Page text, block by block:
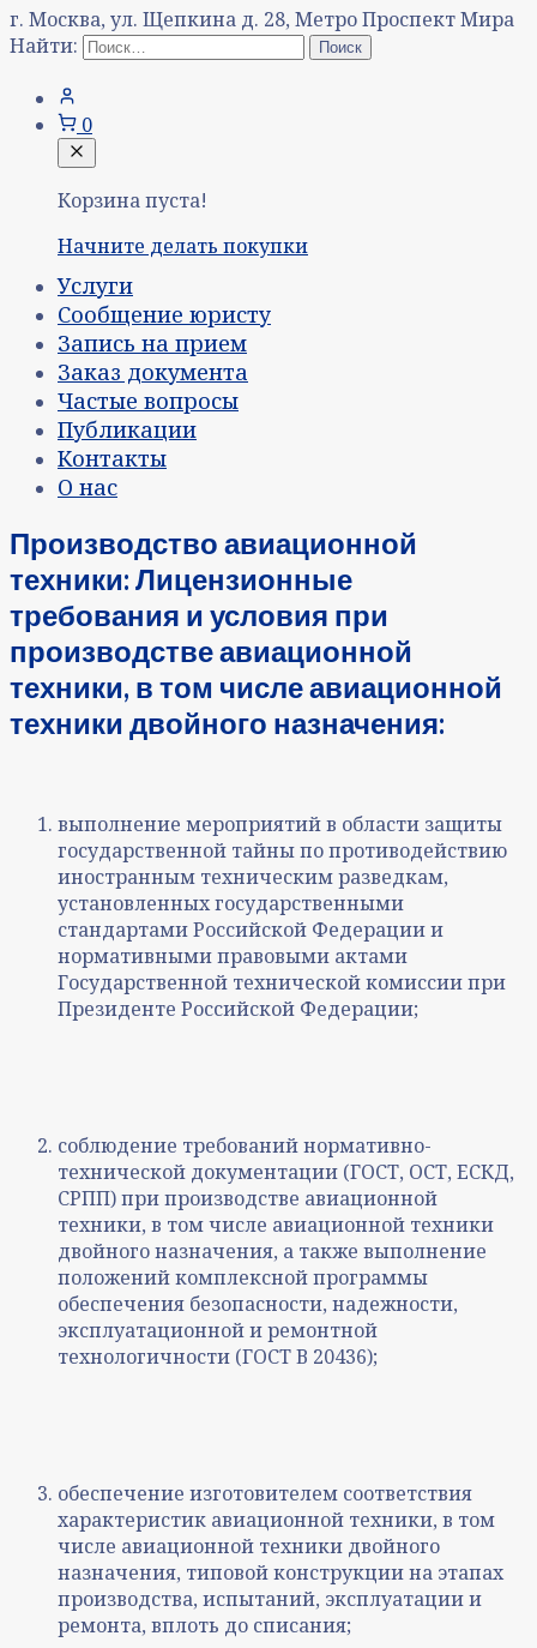
г. Москва, ул. Щепкина д. 28, Метро Проспект Мира
Найти:
0
Корзина пуста!
Начните делать покупки
Услуги
Сообщение юристу
Запись на прием
Заказ документа
Частые вопросы
Публикации
Контакты
О нас
Производство авиационной
техники: Лицензионные
требования и условия при
производстве авиационной
техники, в том числе авиационной
техники двойного назначения:
выполнение мероприятий в области защиты
государственной тайны по противодействию
иностранным техническим разведкам,
установленных государственными
стандартами Российской Федерации и
нормативными правовыми актами
Государственной технической комиссии при
Президенте Российской Федерации;
соблюдение требований нормативно-
технической документации (ГОСТ, ОСТ, ЕСКД,
СРПП) при производстве авиационной
техники, в том числе авиационной техники
двойного назначения, а также выполнение
положений комплексной программы
обеспечения безопасности, надежности,
эксплуатационной и ремонтной
технологичности (ГОСТ В 20436);
обеспечение изготовителем соответствия
характеристик авиационной техники, в том
числе авиационной техники двойного
назначения, типовой конструкции на этапах
производства, испытаний, эксплуатации и
ремонта, вплоть до списания;